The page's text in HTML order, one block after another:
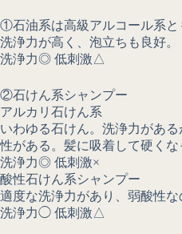
①石油系は高級アルコール系と
洗浄力が高く、泡立ちも良好。
洗浄力◎ 低刺激△
②石けん系シャンプー
アルカリ石けん系
いわゆる石けん。洗浄力があ
性がある。髪に吸着して硬くな
洗浄力◎ 低刺激×
酸性石けん系シャンプー
適度な洗浄力があり、弱酸性な
洗浄力◯ 低刺激△